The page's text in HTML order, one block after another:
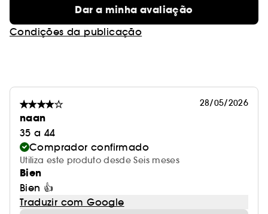
Dar a minha avaliação
Condições da publicação
28/05/2026
naan
35 a 44
Comprador confirmado
Utiliza este produto desde Seis meses
Bien
Bien 👍
Traduzir com Google